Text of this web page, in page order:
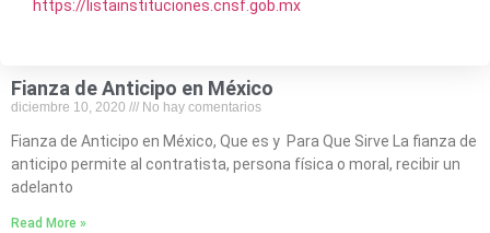
https://listainstituciones.cnsf.gob.mx
Fianza de Anticipo en México
diciembre 10, 2020 No hay comentarios
Fianza de Anticipo en México, Que es y Para Que Sirve La fianza de
anticipo permite al contratista, persona física o moral, recibir un
adelanto
Read More »